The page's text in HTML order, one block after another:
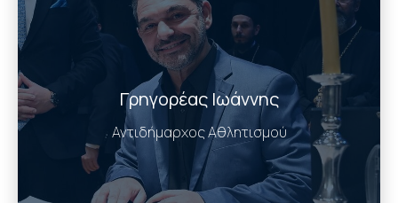
Γρηγορέας Ιωάννης
Αντιδήμαρχος Αθλητισμού